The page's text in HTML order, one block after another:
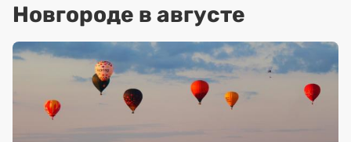
Новгороде в августе